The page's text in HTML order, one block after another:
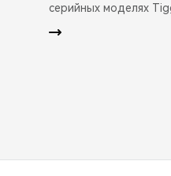
серийных моделях